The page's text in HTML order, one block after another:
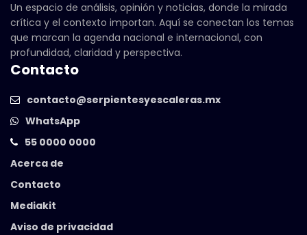
Un espacio de análisis, opinión y noticias, donde la mirada
crítica y el contexto importan. Aquí se conectan los temas
que marcan la agenda nacional e internacional, con
profundidad, claridad y perspectiva.
Contacto
contacto@serpientesyescaleras.mx
WhatsApp
55 0000 0000
Acerca de
Contacto
Mediakit
Aviso de privacidad